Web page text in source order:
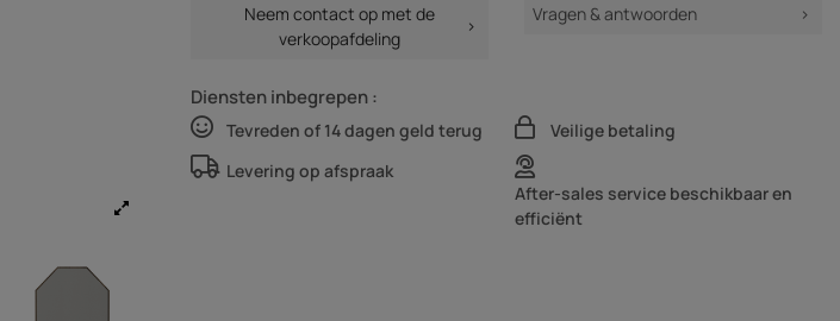
Neem contact op met de
verkoopafdeling
Vragen & antwoorden
Diensten inbegrepen :
Tevreden of 14 dagen geld terug
Veilige betaling
Levering op afspraak
After-sales service beschikbaar en
efficiënt